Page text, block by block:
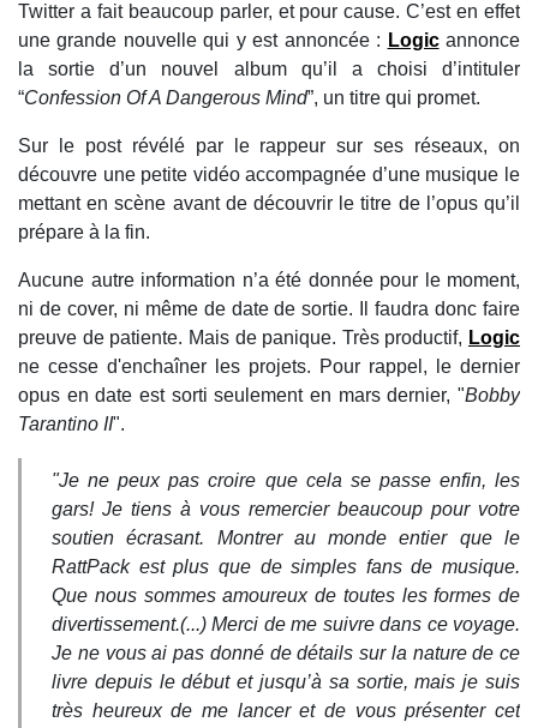
Twitter a fait beaucoup parler, et pour cause. C’est en effet
une grande nouvelle qui y est annoncée : Logicannonce
la sortie d’un nouvel album qu’il a choisi d’intituler
“Confession Of A Dangerous Mind”, un titre qui promet.
Sur le post révélé par le rappeur sur ses réseaux, on
découvre une petite vidéo accompagnée d’une musique le
mettant en scène avant de découvrir le titre de l’opus qu’il
prépare à la fin.
Aucune autre information n’a été donnée pour le moment,
ni de cover, ni même de date de sortie. Il faudra donc faire
preuve de patiente. Mais de panique. Très productif, Logic
ne cesse d'enchaîner les projets. Pour rappel, le dernier
opus en date est sorti seulement en mars dernier, "Bobby
Tarantino II".
"Je ne peux pas croire que cela se passe enfin, les
gars! Je tiens à vous remercier beaucoup pour votre
soutien écrasant. Montrer au monde entier que le
RattPack est plus que de simples fans de musique.
Que nous sommes amoureux de toutes les formes de
divertissement.(...) Merci de me suivre dans ce voyage.
Je ne vous ai pas donné de détails sur la nature de ce
livre depuis le début et jusqu’à sa sortie, mais je suis
très heureux de me lancer et de vous présenter cet